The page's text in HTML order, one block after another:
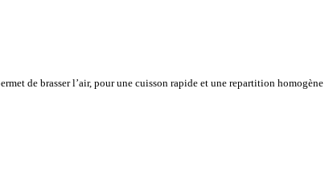
de brasser l’air, pour une cuisson rapide et une repartition homogène